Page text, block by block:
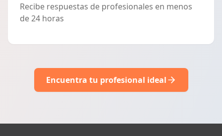
Recibe respuestas de profesionales en menos
de 24 horas
Encuentra tu profesional ideal